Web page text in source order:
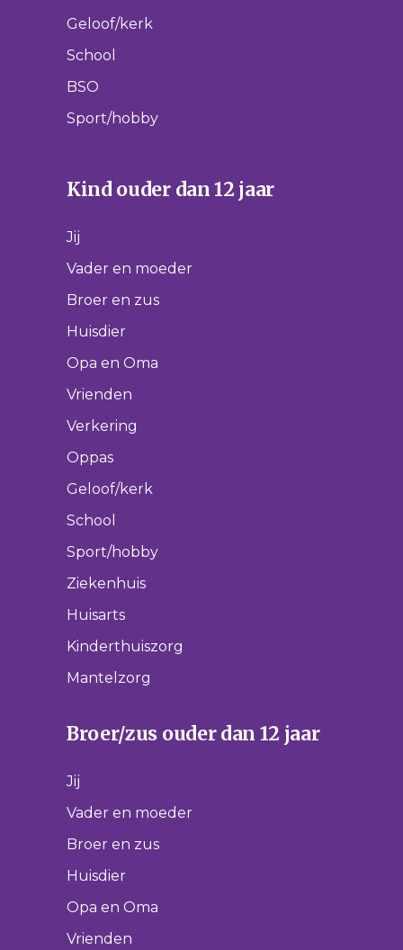
Geloof/kerk
School
BSO
Sport/hobby
Kind ouder dan 12 jaar
Jij
Vader en moeder
Broer en zus
Huisdier
Opa en Oma
Vrienden
Verkering
Oppas
Geloof/kerk
School
Sport/hobby
Ziekenhuis
Huisarts
Kinderthuiszorg
Mantelzorg
Broer/zus ouder dan 12 jaar
Jij
Vader en moeder
Broer en zus
Huisdier
Opa en Oma
Vrienden